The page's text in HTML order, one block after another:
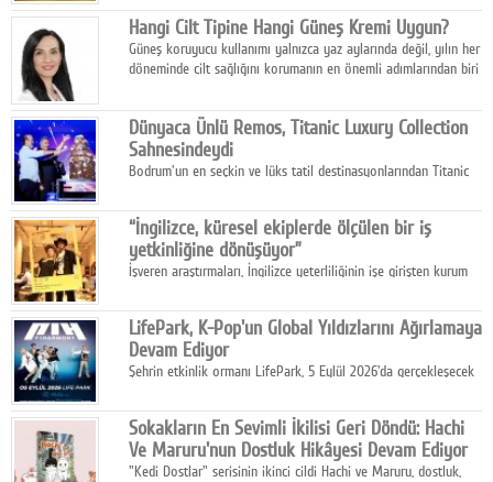
aksiyonu ve karanlık fantastik atmosferi bir araya getirmeyi
sürdürüyor.
Hangi Cilt Tipine Hangi Güneş Kremi Uygun?
Güneş koruyucu kullanımı yalnızca yaz aylarında değil, yılın her
döneminde cilt sağlığını korumanın en önemli adımlarından biri
Dünyaca Ünlü Remos, Titanic Luxury Collection
Sahnesindeydi
Bodrum'un en seçkin ve lüks tatil destinasyonlarından Titanic
yaz etkinlikleri kapsamında uluslararası yıldızları ağırlamaya
devam ediyor
“İngilizce, küresel ekiplerde ölçülen bir iş
yetkinliğine dönüşüyor”
İşveren araştırmaları, İngilizce yeterliliğinin işe girişten kurum
gösteriyor.
LifePark, K-Pop'un Global Yıldızlarını Ağırlamaya
Devam Ediyor
Şehrin etkinlik ormanı LifePark, 5 Eylül 2026'da gerçekleşecek
haritasında önemli bir destinasyon haline getirmeye
hazırlanıyor.
Sokakların En Sevimli İkilisi Geri Döndü: Hachi
Ve Maruru'nun Dostluk Hikâyesi Devam Ediyor
"Kedi Dostlar" serisinin ikinci cildi Hachi ve Maruru, dostluk,